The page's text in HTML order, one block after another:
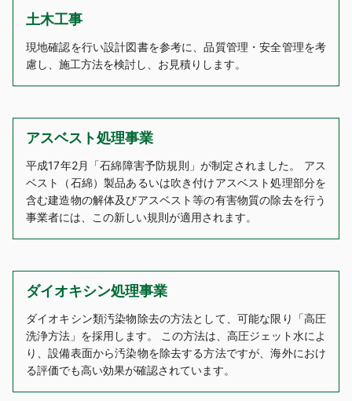
土木工事
現地確認を行い設計図書を参考に、品質管理・安全管理を考
慮し、施工方法を検討し、お見積りします。
アスベスト処理事業
平成17年2月「石綿障害予防規則」が制定されました。 アス
ベスト（石綿）製品あるいは吹き付けアスベスト処理部分を
含む建造物の解体及びアスベスト等の有害物質の除去を行う
事業者には、この新しい規則が適用されます。
ダイオキシン処理事業
ダイオキシン類汚染物除去の方法として、可能な限り「高圧
洗浄方法」を採用します。 この方法は、高圧ジェット水によ
り、設備表面から汚染物を除去する方法ですが、海外におけ
る評価でも高い効果が確認されています。